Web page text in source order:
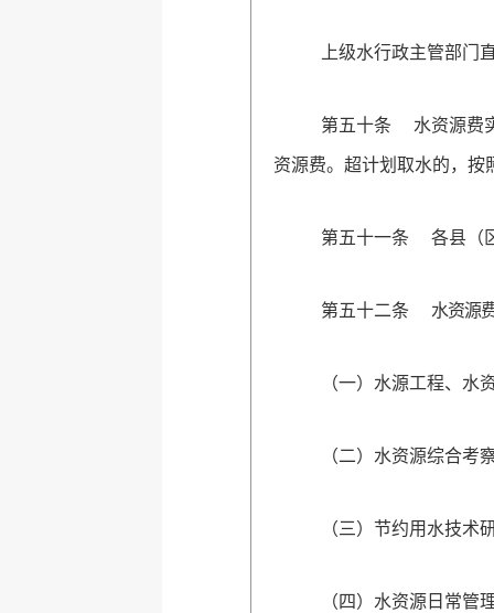
上级水行政主管部门
第五十条 水资源费
资源费。 超计划取水的，按
第五十一条 各县（
第五十二条 水资源
（一）水源工程、水
（二） 水资源综合考
（三）节约用水技术
（四）水资源日常管